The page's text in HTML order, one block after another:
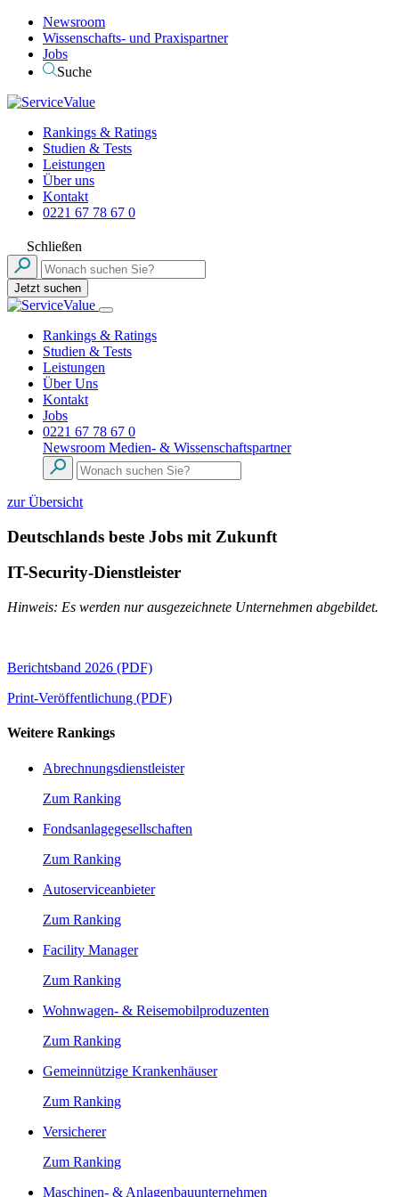
Newsroom
Wissenschafts- und Praxispartner
Jobs
Suche
Rankings & Ratings
Studien & Tests
Leistungen
Über uns
Kontakt
0221 67 78 67 0
Schließen
Jetzt suchen
Rankings & Ratings
Studien & Tests
Leistungen
Über Uns
Kontakt
Jobs
0221 67 78 67 0
Newsroom Medien- & Wissenschaftspartner
zur Übersicht
Deutschlands beste Jobs mit Zukunft
IT-Security-Dienstleister
Hinweis: Es werden nur ausgezeichnete Unternehmen abgebildet.
Berichtsband 2026 (PDF)
Print-Veröffentlichung (PDF)
Weitere Rankings
Abrechnungsdienstleister
Zum Ranking
Fondsanlagegesellschaften
Zum Ranking
Autoserviceanbieter
Zum Ranking
Facility Manager
Zum Ranking
Wohnwagen- & Reisemobilproduzenten
Zum Ranking
Gemeinnützige Krankenhäuser
Zum Ranking
Versicherer
Zum Ranking
Maschinen- & Anlagenbauunternehmen